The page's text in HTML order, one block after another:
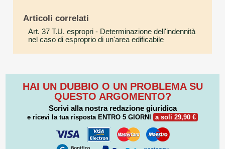
Articoli correlati
Art. 37 T.U. espropri - Determinazione dell'indennità
nel caso di esproprio di un'area edificabile
HAI UN DUBBIO O UN PROBLEMA SU
QUESTO ARGOMENTO?
Scrivi alla nostra redazione giuridica
e ricevi la tua risposta ENTRO 5 GIORNI a soli 29,90 €